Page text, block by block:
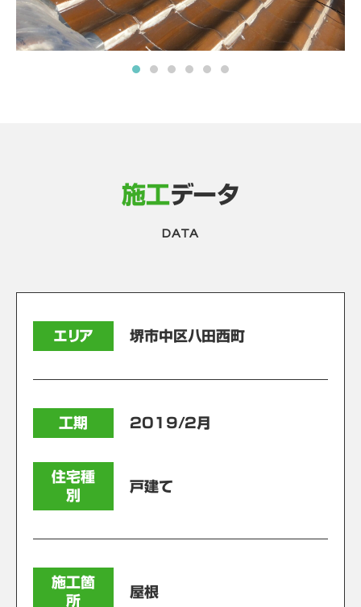
施工データ
DATA
エリア 堺市中区八田西町
工期 2019/2月
住宅種
別
戸建て
施工箇
所
屋根